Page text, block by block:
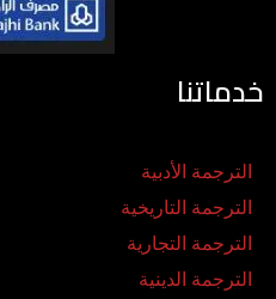
خدماتنا
الترجمة الأدبية
الترجمة التاريخية
الترجمة التجارية
الترجمة الدينية